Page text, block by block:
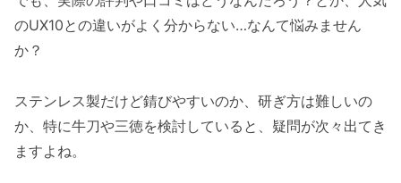
のUX10との違いがよく分からない…なんて悩みません
か？
ステンレス製だけど錆びやすいのか、研ぎ方は難しいの
か、特に牛刀や三徳を検討していると、疑問が次々出てき
ますよね。